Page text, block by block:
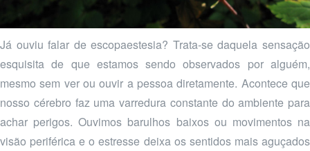
Já ouviu falar de escopaestesia? Trata-se daquela sensação
esquisita de que estamos sendo observados por alguém,
mesmo sem ver ou ouvir a pessoa diretamente. Acontece que
nosso cérebro faz uma varredura constante do ambiente para
achar perigos. Ouvimos barulhos baixos ou movimentos na
visão periférica e o estresse deixa os sentidos mais aguçados